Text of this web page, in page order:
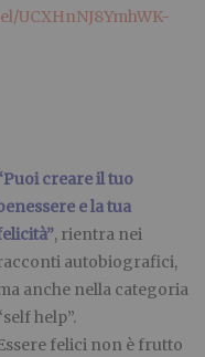
UCXHnNJ8YmhWK-
creare il tuo
e la tua
, rientra nei
autobiografici,
anche nella categoria
help”.
felici non è frutto